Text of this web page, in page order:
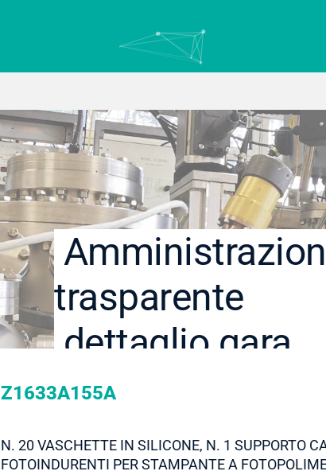
trasparente
dettaglio gara
Z1633A155A
N. 20 VASCHETTE IN SILICONE, N. 1 SUPPORTO
FOTOINDURENTI PER STAMPANTE A